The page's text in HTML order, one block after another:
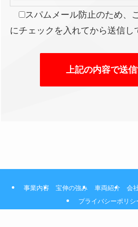
スパムメール防止のため、
にチェックを入れてから送信し
事業内容 宝伸の強み 車両紹介 会
プライバシーポリシ